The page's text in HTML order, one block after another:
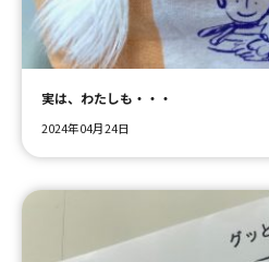
ＹＢＣオンデマンド
実は、わたしも・・・
2024年04月24日